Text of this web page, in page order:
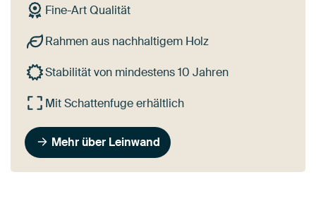
Fine-Art Qualität
Rahmen aus nachhaltigem Holz
Stabilität von mindestens 10 Jahren
Mit Schattenfuge erhältlich
Mehr über Leinwand